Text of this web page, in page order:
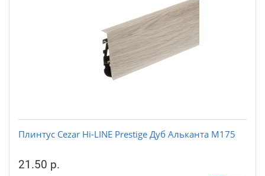
Плинтус Cezar Hi-LINE Prestige Дуб Альканта М175
21.50 р.